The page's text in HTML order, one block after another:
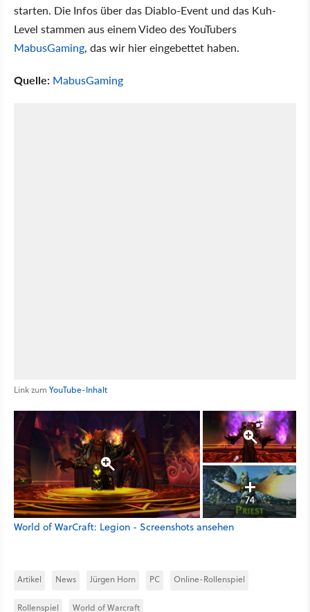
starten. Die Infos über das Diablo-Event und das Kuh-
Level stammen aus einem Video des YouTubers
MabusGaming, das wir hier eingebettet haben.
Quelle: MabusGaming
Link zum YouTube-Inhalt
74
World of WarCraft: Legion - Screenshots ansehen
Artikel News Jürgen Horn PC Online-Rollenspiel
Rollenspiel World of Warcraft